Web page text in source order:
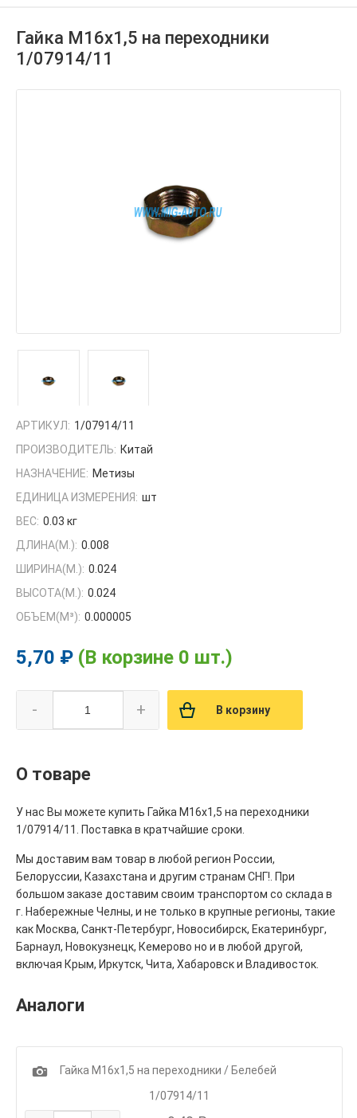
Гайка М16х1,5 на переходники
1/07914/11
АРТИКУЛ: 1/07914/11
ПРОИЗВОДИТЕЛЬ: Китай
НАЗНАЧЕНИЕ: Метизы
ЕДИНИЦА ИЗМЕРЕНИЯ: шт
ВЕС: 0.03 кг
ДЛИНА(М.): 0.008
ШИРИНА(М.): 0.024
ВЫСОТА(М.): 0.024
ОБЪЕМ(M³): 0.000005
5,70 ₽ (В корзине 0 шт.)
- + В корзину
О товаре
У нас Вы можете купить Гайка М16х1,5 на переходники
1/07914/11. Поставка в кратчайшие сроки.
Мы доставим вам товар в любой регион России,
Белоруссии, Казахстана и другим странам СНГ!. При
большом заказе доставим своим транспортом со склада в
г. Набережные Челны, и не только в крупные регионы, такие
как Москва, Санкт-Петербург, Новосибирск, Екатеринбург,
Барнаул, Новокузнецк, Кемерово но и в любой другой,
включая Крым, Иркутск, Чита, Хабаровск и Владивосток.
Аналоги
1
Гайка М16х1,5 на переходники / Белебей
1/07914/11